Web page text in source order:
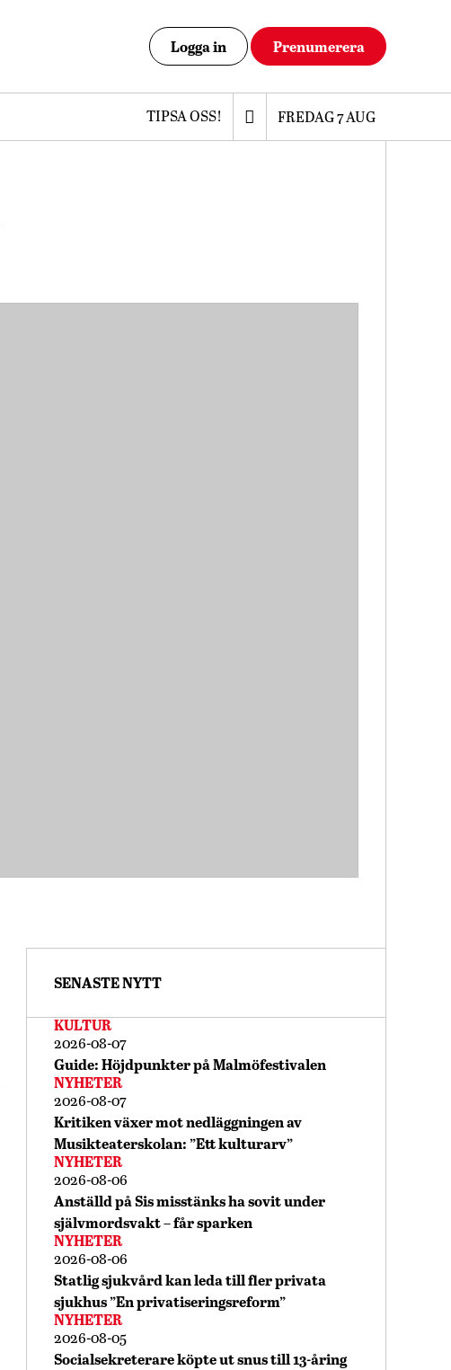
Logga in Prenumerera
TIPSA OSS! FREDAG 7 AUG
SENASTE NYTT
KULTUR
2026-08-07
Guide: Höjdpunkter på Malmöfestivalen
NYHETER
2026-08-07
Kritiken växer mot nedläggningen av
Musikteaterskolan: ”Ett kulturarv”
NYHETER
2026-08-06
Anställd på Sis misstänks ha sovit under
självmordsvakt – får sparken
NYHETER
2026-08-06
Statlig sjukvård kan leda till fler privata
sjukhus ”En privatiseringsreform”
NYHETER
2026-08-05
Socialsekreterare köpte ut snus till 13-åring